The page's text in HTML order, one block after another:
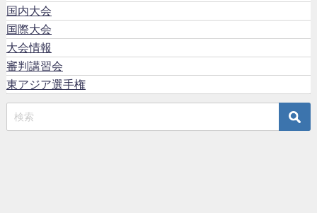
国内大会
国際大会
大会情報
審判講習会
東アジア選手権